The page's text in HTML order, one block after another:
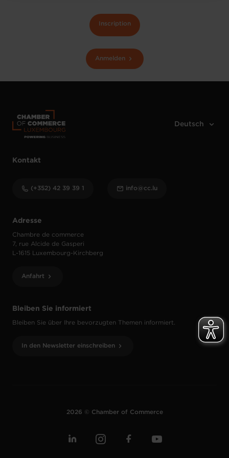
Inscription
Anmelden
Bleiben Sie informiert
Bleiben Sie über Ihre bevorzugten Themen informiert.
In den Newsletter einschreiben
Adresse
Chambre de commerce
7, rue Alcide de Gasperi
L-1615 Luxembourg-Kirchberg
Anfahrt
Kontakt
(+352) 42 39 39 1 info@cc.lu
2026 © Chamber of Commerce